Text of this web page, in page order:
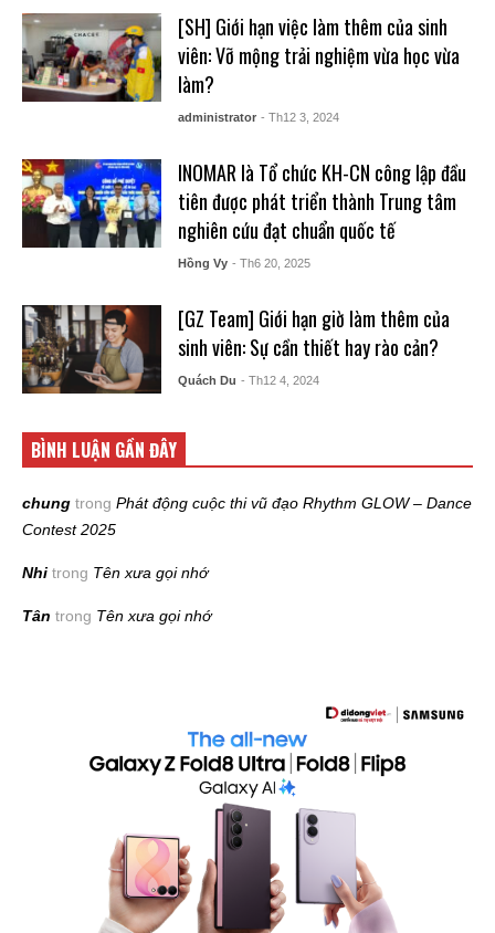
[SH] Giới hạn việc làm thêm của sinh
viên: Vỡ mộng trải nghiệm vừa học vừa
làm?
administrator - Th12 3, 2024
INOMAR là Tổ chức KH-CN công lập đầu
tiên được phát triển thành Trung tâm
nghiên cứu đạt chuẩn quốc tế
Hồng Vy - Th6 20, 2025
[GZ Team] Giới hạn giờ làm thêm của
sinh viên: Sự cần thiết hay rào cản?
Quách Du - Th12 4, 2024
BÌNH LUẬN GẦN ĐÂY
chung trong Phát động cuộc thi vũ đạo Rhythm GLOW – Dance
Contest 2025
Nhi trong Tên xưa gọi nhớ
Tân trong Tên xưa gọi nhớ